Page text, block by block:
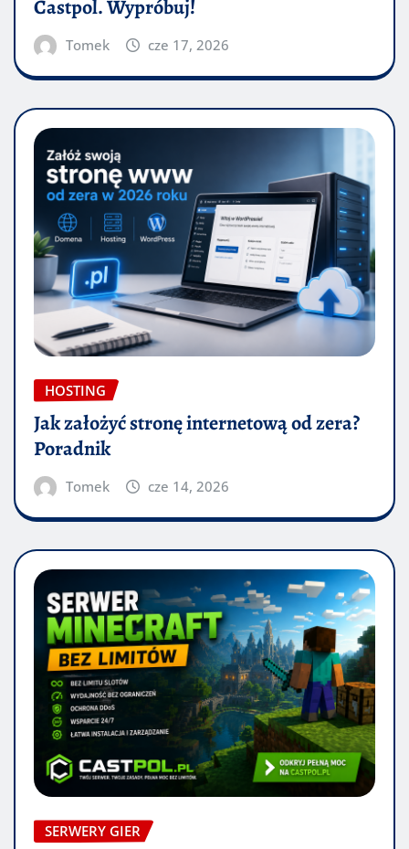
Castpol. Wypróbuj!
Tomek cze 17, 2026
HOSTING
Jak założyć stronę internetową od zera?
Poradnik
Tomek cze 14, 2026
SERWERY GIER